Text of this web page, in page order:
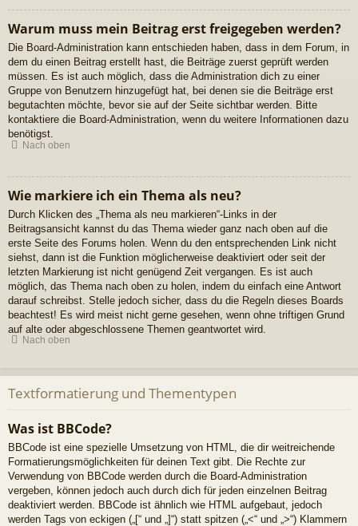
Warum muss mein Beitrag erst freigegeben werden?
Die Board-Administration kann entschieden haben, dass in dem Forum, in
dem du einen Beitrag erstellt hast, die Beiträge zuerst geprüft werden
müssen. Es ist auch möglich, dass die Administration dich zu einer
Gruppe von Benutzern hinzugefügt hat, bei denen sie die Beiträge erst
begutachten möchte, bevor sie auf der Seite sichtbar werden. Bitte
kontaktiere die Board-Administration, wenn du weitere Informationen dazu
benötigst.
Nach oben
Wie markiere ich ein Thema als neu?
Durch Klicken des „Thema als neu markieren“-Links in der
Beitragsansicht kannst du das Thema wieder ganz nach oben auf die
erste Seite des Forums holen. Wenn du den entsprechenden Link nicht
siehst, dann ist die Funktion möglicherweise deaktiviert oder seit der
letzten Markierung ist nicht genügend Zeit vergangen. Es ist auch
möglich, das Thema nach oben zu holen, indem du einfach eine Antwort
darauf schreibst. Stelle jedoch sicher, dass du die Regeln dieses Boards
beachtest! Es wird meist nicht gerne gesehen, wenn ohne triftigen Grund
auf alte oder abgeschlossene Themen geantwortet wird.
Nach oben
Textformatierung und Thementypen
Was ist BBCode?
BBCode ist eine spezielle Umsetzung von HTML, die dir weitreichende
Formatierungsmöglichkeiten für deinen Text gibt. Die Rechte zur
Verwendung von BBCode werden durch die Board-Administration
vergeben, können jedoch auch durch dich für jeden einzelnen Beitrag
deaktiviert werden. BBCode ist ähnlich wie HTML aufgebaut, jedoch
werden Tags von eckigen („[“ und „]“) statt spitzen („<“ und „>“) Klammern